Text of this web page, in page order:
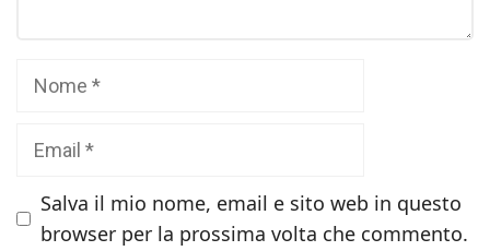
Salva il mio nome, email e sito web in questo
browser per la prossima volta che commento.